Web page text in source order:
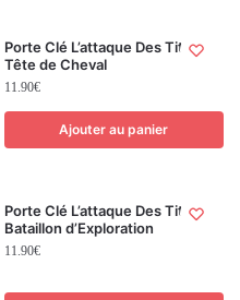
Porte Clé L’attaque Des Titans
Tête de Cheval
11.90€
Ajouter au panier
Porte Clé L’attaque Des Titans
Bataillon d’Exploration
11.90€